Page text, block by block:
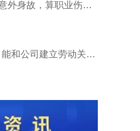
“订单取消”后网约车司机意外身故，算职业伤害吗？
提前入职的应届毕业生，能和公司建立劳动关系吗？